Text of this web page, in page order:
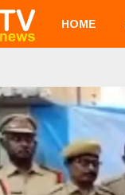
HOME